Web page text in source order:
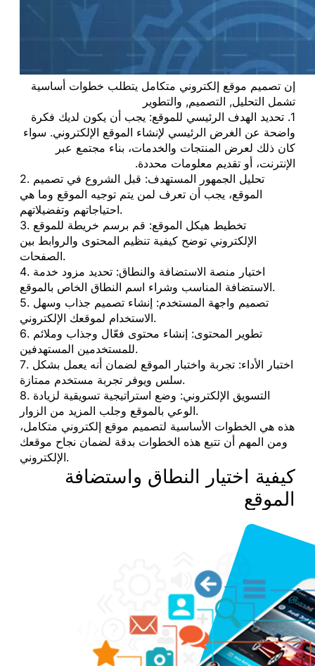
إن تصميم موقع إلكتروني متكامل يتطلب خطوات أساسية
تشمل التحليل, التصميم, والتطوير
1. تحديد الهدف الرئيسي للموقع: يجب أن يكون لديك فكرة
واضحة عن الغرض الرئيسي لإنشاء الموقع الإلكتروني. سواء
كان ذلك لعرض المنتجات والخدمات، بناء مجتمع عبر
الإنترنت، أو تقديم معلومات محددة.
2. تحليل الجمهور المستهدف: قبل الشروع في تصميم
الموقع، يجب أن تعرف لمن يتم توجيه الموقع وما هي
احتياجاتهم وتفضيلاتهم.
3. تخطيط هيكل الموقع: قم برسم خريطة للموقع
الإلكتروني توضح كيفية تنظيم المحتوى والروابط بين
الصفحات.
4. اختيار منصة الاستضافة والنطاق: تحديد مزود خدمة
الاستضافة المناسب وشراء اسم النطاق الخاص بالموقع.
5. تصميم واجهة المستخدم: إنشاء تصميم جذاب وسهل
الاستخدام لموقعك الإلكتروني.
6. تطوير المحتوى: إنشاء محتوى فعّال وجذاب وملائم
للمستخدمين المستهدفين.
7. اختبار الأداء: تجربة واختبار الموقع لضمان أنه يعمل بشكل
سلس ويوفر تجربة مستخدم ممتازة.
8. التسويق الإلكتروني: وضع استراتيجية تسويقية لزيادة
الوعي بالموقع وجلب المزيد من الزوار.
هذه هي الخطوات الأساسية لتصميم موقع إلكتروني متكامل،
ومن المهم أن تتبع هذه الخطوات بدقة لضمان نجاح موقعك
الإلكتروني.
كيفية اختيار النطاق واستضافة
الموقع